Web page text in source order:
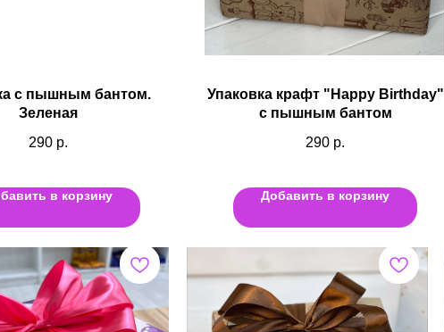
с пышным бантом.
Зеленая
290 р.
в корзину
Упаковка крафт "Happy Birthday"
с пышным бантом
290 р.
Добавить в корзину